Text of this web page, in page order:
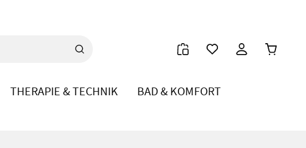
THERAPIE & TECHNIK BAD & KOMFORT